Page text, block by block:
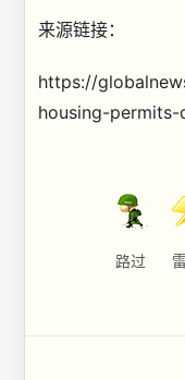
来源链接：
https://
housing-
路过